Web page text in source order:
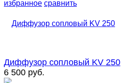
избранное сравнить
Диффузор сопловый KV 250
6 500 руб.